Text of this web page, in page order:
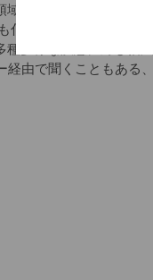
ではトップクラスの
伸びる市場の一つです。
多様な疾患に対し幅
由で聞くこともある